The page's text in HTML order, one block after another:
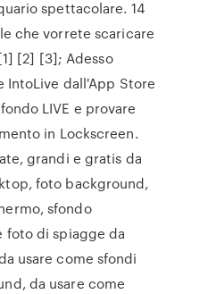
spettacolare. 14
che vorrete scaricare
[2] [3]; Adesso
IntoLive dall'App Store
LIVE e provare
in Lockscreen.
grandi e gratis da
foto background,
sfondo
foto di spiagge da
usare come sfondi
da usare come